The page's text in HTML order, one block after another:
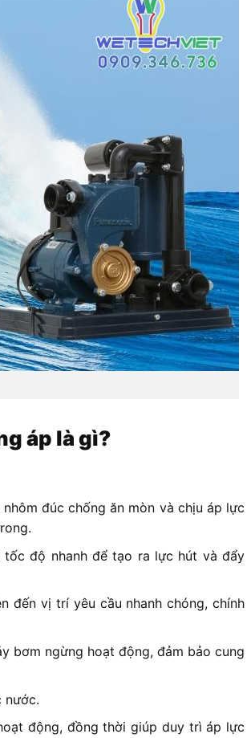
áp là gì?
đúc chống ăn mòn và chịu áp lực
độ nhanh để tạo ra lực hút và đẩy
đến vị trí yêu cầu nhanh chóng, chính
bơm ngừng hoạt động, đảm bảo cung
nước.
động, đồng thời giúp duy trì áp lực